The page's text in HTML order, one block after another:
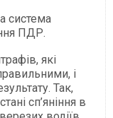
система
ПДР.
які
і
Так,
сп’яніння в